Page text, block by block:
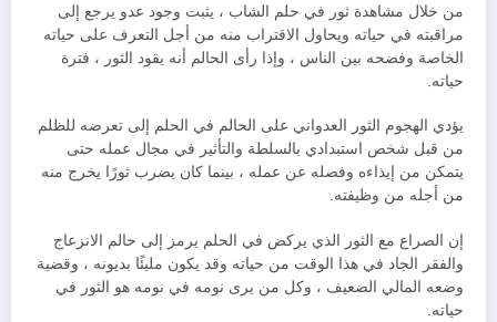
من خلال مشاهدة ثور في حلم الشاب ، يثبت وجود عدو يرجع إلى
مراقبته في حياته ويحاول الاقتراب منه من أجل التعرف على حياته
الخاصة وفضحه بين الناس ، وإذا رأى الحالم أنه يقود الثور ، فترة
حياته.
يؤدي الهجوم الثور العدواني على الحالم في الحلم إلى تعرضه للظلم
من قبل شخص استبدادي بالسلطة والتأثير في مجال عمله حتى
يتمكن من إيذاءه وفصله عن عمله ، بينما كان يضرب ثورًا يخرج منه
من أجله من وظيفته.
إن الصراع مع الثور الذي يركض في الحلم يرمز إلى حالم الانزعاج
والفقر الجاد في هذا الوقت من حياته وقد يكون مليئًا بديونه ، وقضية
وضعه المالي الضعيف ، وكل من يرى نومه في نومه هو الثور في
حياته.